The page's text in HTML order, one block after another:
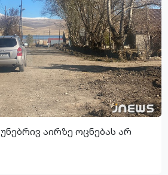
აირზე ოცნებას არ